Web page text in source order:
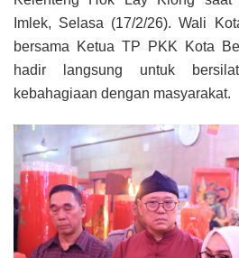
Imlek, Selasa (17/2/26). Wali
bersama Ketua TP PKK Kota
hadir langsung untuk
kebahagiaan dengan masyarakat.